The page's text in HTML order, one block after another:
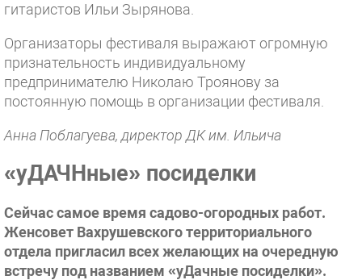
гитаристов Ильи Зырянова.
Организаторы фестиваля выражают огромную
признательность индивидуальному
предпринимателю Николаю Троянову за
постоянную помощь в организации фестиваля.
Анна Поблагуева, директор ДК им. Ильича
«уДАЧНные» посиделки
Сейчас самое время садово-огородных работ.
Женсовет Вахрушевского территориального
отдела пригласил всех желающих на очередную
встречу под названием «уДачные посиделки».